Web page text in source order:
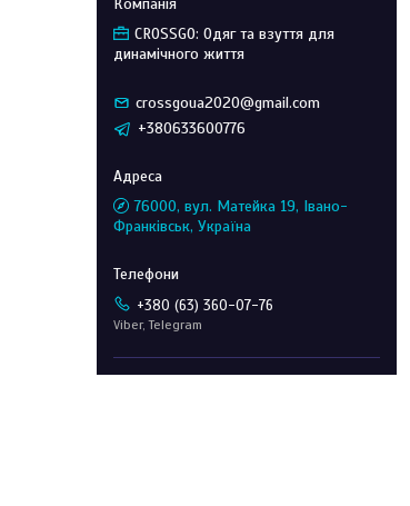
CROSSGO: Одяг та взуття для
динамічного життя
crossgoua2020@gmail.com
+380633600776
76000, вул. Матейка 19, Івано-
Франківськ, Україна
+380 (63) 360-07-76
Viber, Telegram